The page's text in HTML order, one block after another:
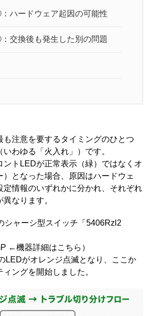
ハードウェア起因の可能性
交換後も発生した別の問題
も注意を要するタイミングのひとつ
わゆる「火入れ」）です。
ントLEDが正常表示（緑）ではなくオ
）となった場合、原因はハードウェ
定情報のいずれかに分かれ、それぞれ
なります。
シャーシ型スイッチ「5406Rzl2
←機器詳細はこちら）
LEDがオレンジ点滅となり、ここか
ングを開始しました。